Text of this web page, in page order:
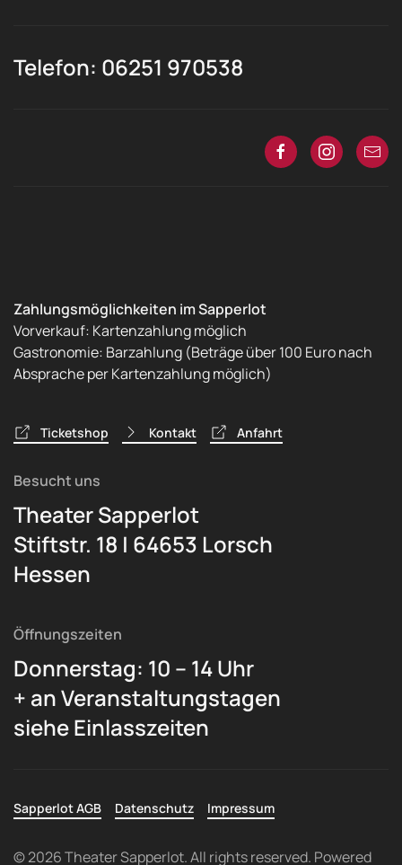
Telefon: 06251 970538
Zahlungsmöglichkeiten im Sapperlot
Vorverkauf: Kartenzahlung möglich
Gastronomie: Barzahlung (Beträge über 100 Euro nach
Absprache per Kartenzahlung möglich)
Ticketshop Kontakt Anfahrt
Besucht uns
Theater Sapperlot
Stiftstr. 18 | 64653 Lorsch
Hessen
Öffnungszeiten
Donnerstag: 10 – 14 Uhr
+ an Veranstaltungstagen
siehe Einlasszeiten
Sapperlot AGB Datenschutz Impressum
©2026Theater Sapperlot. All rights reserved. Powered